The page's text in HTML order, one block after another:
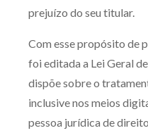
Av. Sete
Batel Curitiba/
prejuízo do seu titular.
Com esse propósito de
foi editada a Lei Geral
dispõe sobre o
inclusive nos meios
pessoa jurídica de